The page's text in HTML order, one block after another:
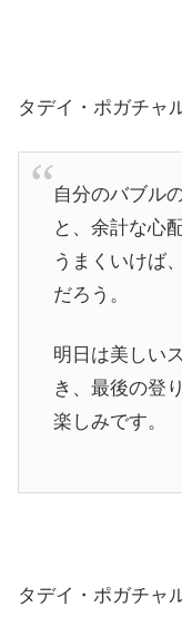
タデイ・ポガチャ
自分のバブル
と、余計な心
うまくいけば
だろう。
明日は美しい
き、最後の登
楽しみです。
タデイ・ポガチャ